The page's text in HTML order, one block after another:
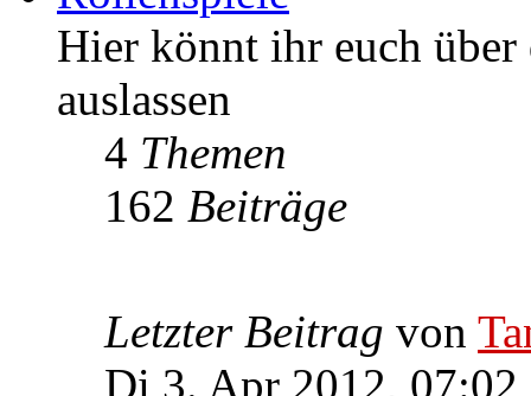
Hier könnt ihr euch
auslassen
4 Themen
162 Beiträge
Letzter Beitrag von
Di 3. Apr 2012, 07:02